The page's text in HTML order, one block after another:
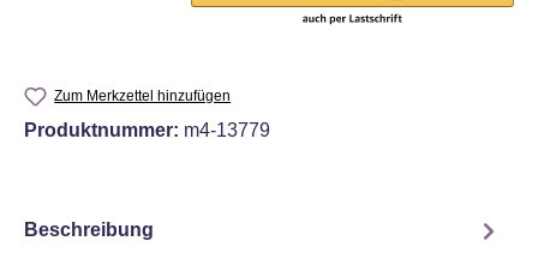
Zum Merkzettel hinzufügen
Produktnummer: m4-13779
Beschreibung